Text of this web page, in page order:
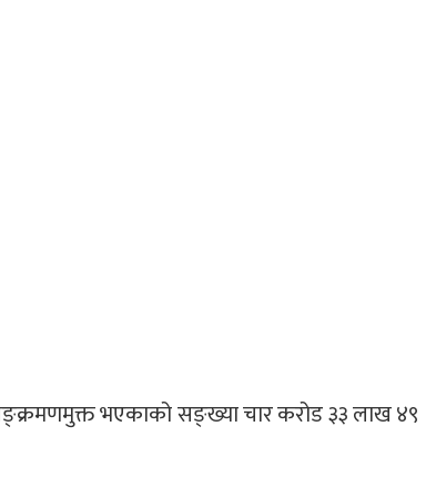
भएकाको सङ्ख्या चार करोड ३३ लाख ४९